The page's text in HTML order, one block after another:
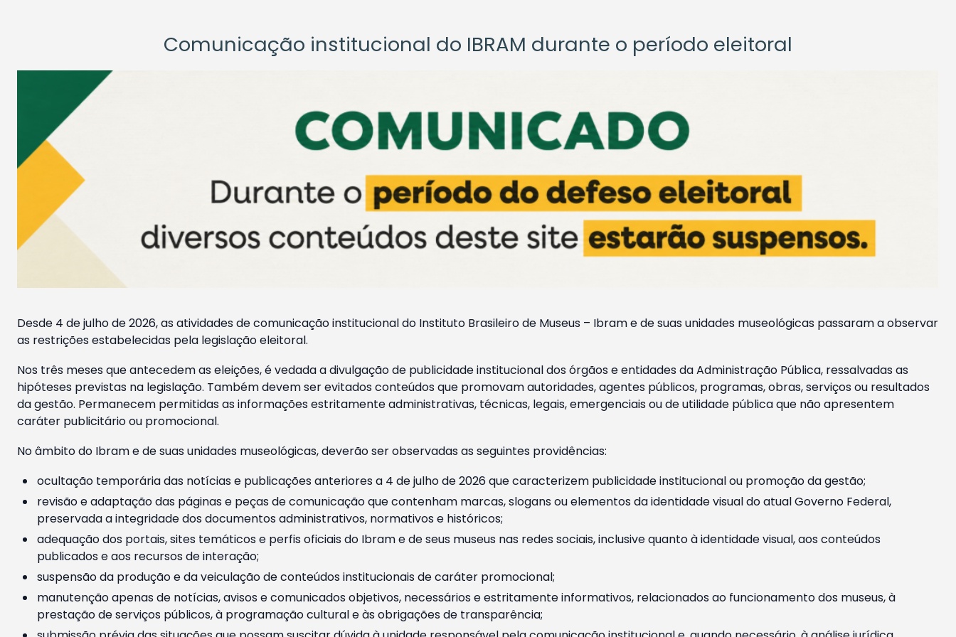
Comunicação institucional do IBRAM durante o período eleitoral
Desde 4 de julho de 2026, as atividades de comunicação institucional do Instituto Brasileiro de Museus – Ibram e de suas unidades museológicas passaram a observar
as restrições estabelecidas pela legislação eleitoral.
Nos três meses que antecedem as eleições, é vedada a divulgação de publicidade institucional dos órgãos e entidades da Administração Pública, ressalvadas as
hipóteses previstas na legislação. Também devem ser evitados conteúdos que promovam autoridades, agentes públicos, programas, obras, serviços ou resultados
da gestão. Permanecem permitidas as informações estritamente administrativas, técnicas, legais, emergenciais ou de utilidade pública que não apresentem
caráter publicitário ou promocional.
No âmbito do Ibram e de suas unidades museológicas, deverão ser observadas as seguintes providências:
ocultação temporária das notícias e publicações anteriores a 4 de julho de 2026 que caracterizem publicidade institucional ou promoção da gestão;
revisão e adaptação das páginas e peças de comunicação que contenham marcas, slogans ou elementos da identidade visual do atual Governo Federal,
preservada a integridade dos documentos administrativos, normativos e históricos;
adequação dos portais, sites temáticos e perfis oficiais do Ibram e de seus museus nas redes sociais, inclusive quanto à identidade visual, aos conteúdos
publicados e aos recursos de interação;
suspensão da produção e da veiculação de conteúdos institucionais de caráter promocional;
manutenção apenas de notícias, avisos e comunicados objetivos, necessários e estritamente informativos, relacionados ao funcionamento dos museus, à
prestação de serviços públicos, à programação cultural e às obrigações de transparência;